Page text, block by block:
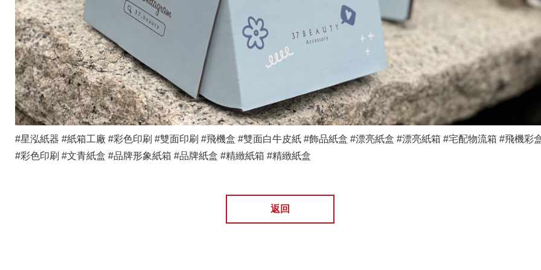
#星泓紙器 #紙箱工廠 #彩色印刷 #雙面印刷 #飛機盒 #雙面白牛皮紙 #飾品紙盒 #漂亮紙盒 #漂亮紙箱 #宅配物流箱 #飛機彩
#彩色印刷 #文青紙盒 #品牌形象紙箱 #品牌紙盒 #精緻紙箱 #精緻紙盒
返回